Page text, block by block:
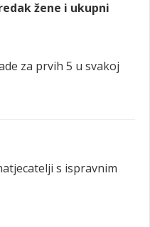
žene i ukupni
za prvih 5 u svakoj
s ispravnim